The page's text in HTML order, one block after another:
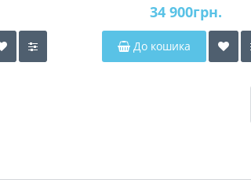
34 900грн.
До кошика